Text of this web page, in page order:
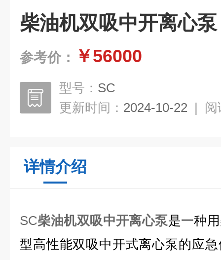
柴油机双吸中开离心泵
参考价： ￥56000
型号： SC
更新时间： 2024-10-22 | 阅
详情介绍
SC柴油机双吸中开离心泵是一种
型高性能双吸中开式离心泵的应